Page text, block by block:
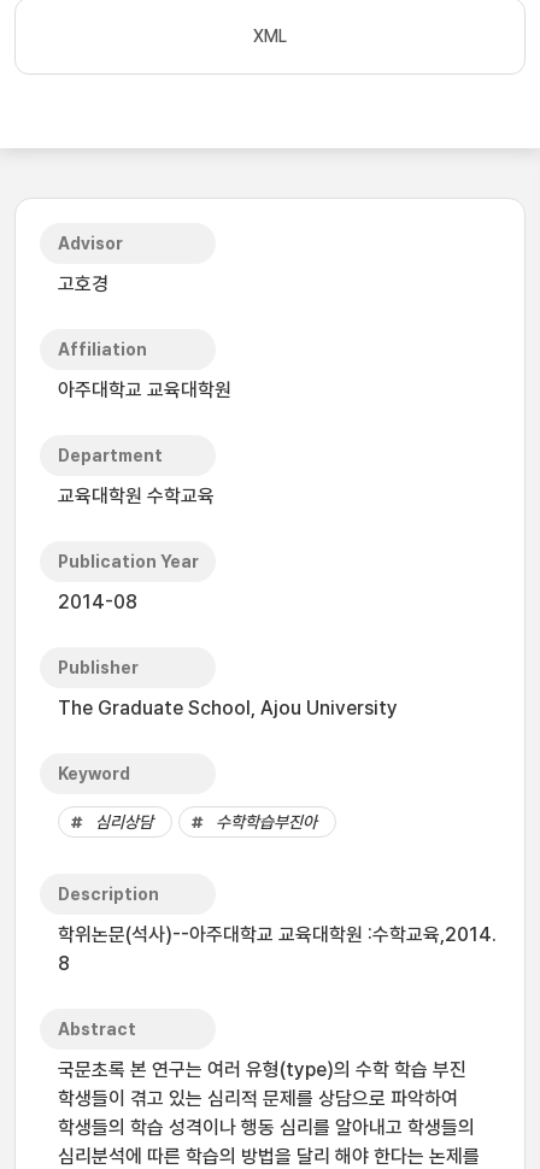
XML
Advisor
고호경
Affiliation
아주대학교 교육대학원
Department
교육대학원 수학교육
Publication Year
2014-08
Publisher
The Graduate School, Ajou University
Keyword
심리상담 수학학습부진아
Description
학위논문(석사)--아주대학교 교육대학원 :수학교육,2014.
8
Abstract
국문초록 본 연구는 여러 유형(type)의 수학 학습 부진
학생들이 겪고 있는 심리적 문제를 상담으로 파악하여
학생들의 학습 성격이나 행동 심리를 알아내고 학생들의
심리분석에 따른 학습의 방법을 달리 해야 한다는 논제를